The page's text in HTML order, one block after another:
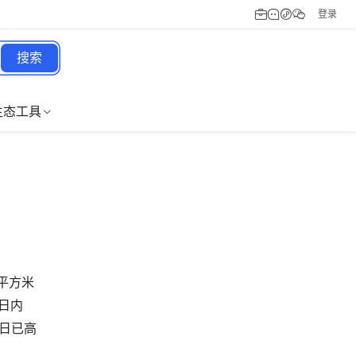
登录
搜索
态工具
方米
内
已高